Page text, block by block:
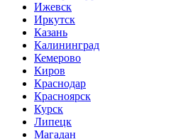
Ижевск
Иркутск
Казань
Калининград
Кемерово
Киров
Краснодар
Красноярск
Курск
Липецк
Магадан